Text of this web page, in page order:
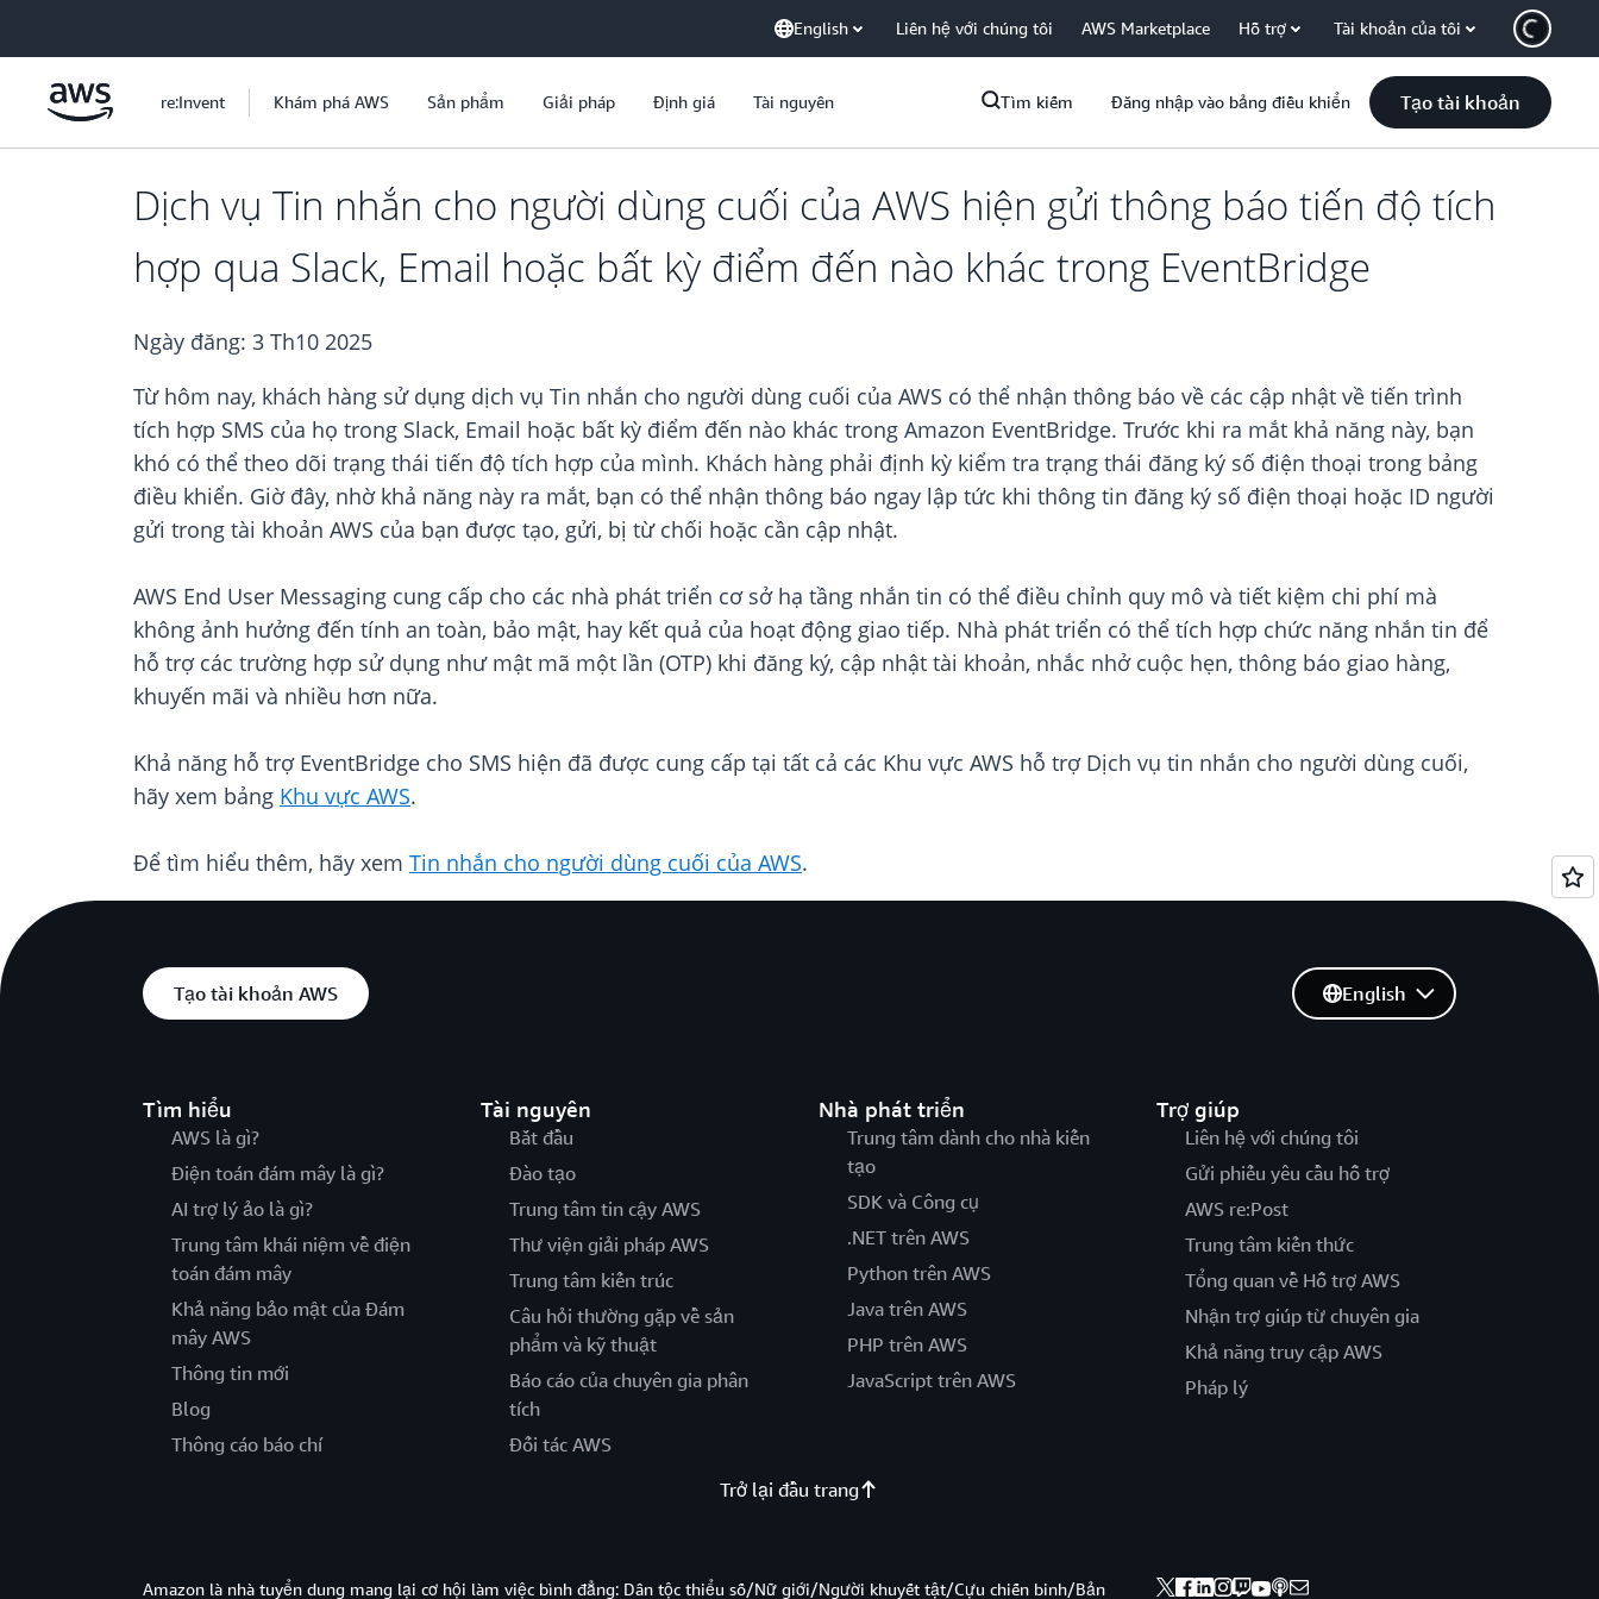
English Liên hệ với chúng tôi AWS Marketplace Hỗ trợ Tài khoản của tôi
re:Invent Khám phá AWS Sản phẩm Giải pháp Định giá Tài nguyên Tìm kiếm Đăng nhập vào bảng điều khiển Tạo tài khoản
Dịch vụ Tin nhắn cho người dùng cuối của AWS hiện gửi thông báo tiến độ tích
hợp qua Slack, Email hoặc bất kỳ điểm đến nào khác trong EventBridge
Ngày đăng: 3 Th10 2025
Từ hôm nay, khách hàng sử dụng dịch vụ Tin nhắn cho người dùng cuối của AWS có thể nhận thông báo về các cập nhật về tiến trình
tích hợp SMS của họ trong Slack, Email hoặc bất kỳ điểm đến nào khác trong Amazon EventBridge. Trước khi ra mắt khả năng này, bạn
khó có thể theo dõi trạng thái tiến độ tích hợp của mình. Khách hàng phải định kỳ kiểm tra trạng thái đăng ký số điện thoại trong bảng
điều khiển. Giờ đây, nhờ khả năng này ra mắt, bạn có thể nhận thông báo ngay lập tức khi thông tin đăng ký số điện thoại hoặc ID người
gửi trong tài khoản AWS của bạn được tạo, gửi, bị từ chối hoặc cần cập nhật.
AWS End User Messaging cung cấp cho các nhà phát triển cơ sở hạ tầng nhắn tin có thể điều chỉnh quy mô và tiết kiệm chi phí mà
không ảnh hưởng đến tính an toàn, bảo mật, hay kết quả của hoạt động giao tiếp. Nhà phát triển có thể tích hợp chức năng nhắn tin để
hỗ trợ các trường hợp sử dụng như mật mã một lần (OTP) khi đăng ký, cập nhật tài khoản, nhắc nhở cuộc hẹn, thông báo giao hàng,
khuyến mãi và nhiều hơn nữa.
Khả năng hỗ trợ EventBridge cho SMS hiện đã được cung cấp tại tất cả các Khu vực AWS hỗ trợ Dịch vụ tin nhắn cho người dùng cuối,
hãy xem bảng Khu vực AWS.
Để tìm hiểu thêm, hãy xem Tin nhắn cho người dùng cuối của AWS.
Tạo tài khoản AWS
Tìm hiểu
AWS là gì?
Điện toán đám mây là gì?
AI trợ lý ảo là gì?
Trung tâm khái niệm về điện
toán đám mây
Khả năng bảo mật của Đám
mây AWS
Thông tin mới
Blog
Thông cáo báo chí
Tài nguyên
Bắt đầu
Đào tạo
Trung tâm tin cậy AWS
Thư viện giải pháp AWS
Trung tâm kiến trúc
Câu hỏi thường gặp về sản
phẩm và kỹ thuật
Báo cáo của chuyên gia phân
tích
Đối tác AWS
Nhà phát triển
Trung tâm dành cho nhà kiến
tạo
SDK và Công cụ
.NET trên AWS
Python trên AWS
Java trên AWS
PHP trên AWS
JavaScript trên AWS
Trợ giúp
Liên hệ với chúng tôi
Gửi phiếu yêu cầu hỗ trợ
AWS re:Post
Trung tâm kiến thức
Tổng quan về Hỗ trợ AWS
Nhận trợ giúp từ chuyên gia
Khả năng truy cập AWS
Pháp lý
English
Trở lại đầu trang
Amazon là nhà tuyển dung mang lại cơ hội làm việc bình đẳng: Dân tộc thiểu số/Nữ giới/Người khuyết tật/Cựu chiến binh/Bản